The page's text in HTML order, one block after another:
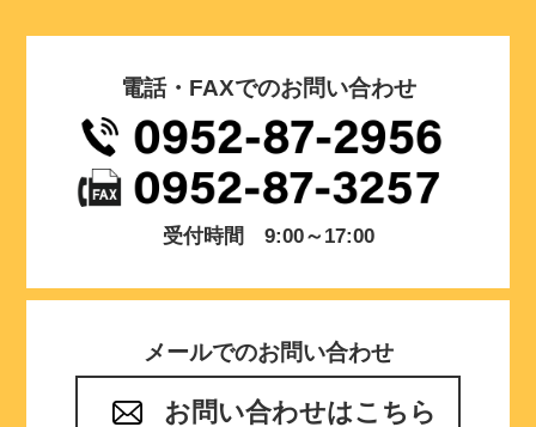
電話・FAXでのお問い合わせ
受付時間 9:00～17:00
メールでのお問い合わせ
お問い合わせはこちら